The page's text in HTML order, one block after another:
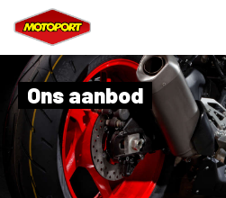
Ons aanbod